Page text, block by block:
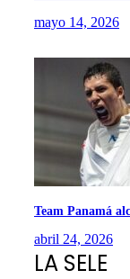
mayo 14, 2026
Team Panamá
abril 24, 2026
LA SELE